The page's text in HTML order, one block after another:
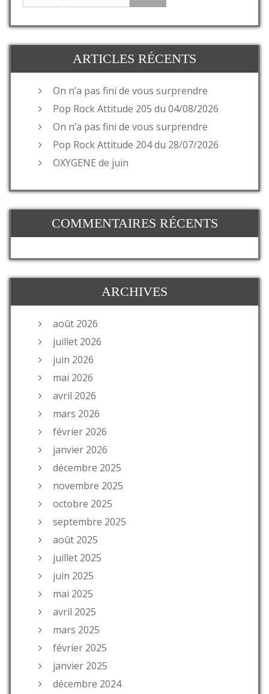
ARTICLES RÉCENTS
On n’a pas fini de vous surprendre
Pop Rock Attitude 205 du 04/08/2026
On n’a pas fini de vous surprendre
Pop Rock Attitude 204 du 28/07/2026
OXYGENE de juin
COMMENTAIRES RÉCENTS
ARCHIVES
août 2026
juillet 2026
juin 2026
mai 2026
avril 2026
mars 2026
février 2026
janvier 2026
décembre 2025
novembre 2025
octobre 2025
septembre 2025
août 2025
juillet 2025
juin 2025
mai 2025
avril 2025
mars 2025
février 2025
janvier 2025
décembre 2024